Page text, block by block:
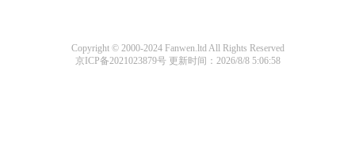
Copyright © 2000-2024 Fanwen.ltd All Rights Reserved
京ICP备2021023879号更新时间：2026/8/8 5:06:58